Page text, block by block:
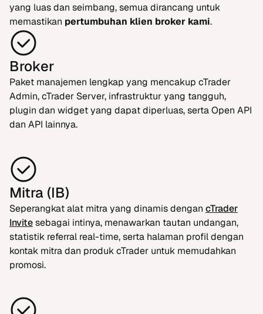
yang luas dan seimbang, semua dirancang untuk
memastikan pertumbuhan klien broker kami.
Broker
Paket manajemen lengkap yang mencakup cTrader
Admin, cTrader Server, infrastruktur yang tangguh,
plugin dan widget yang dapat diperluas, serta Open API
dan API lainnya.
Mitra (IB)
Seperangkat alat mitra yang dinamis dengan cTrader
Invitesebagai intinya, menawarkan tautan undangan,
statistik referral real-time, serta halaman profil dengan
kontak mitra dan produk cTrader untuk memudahkan
promosi.